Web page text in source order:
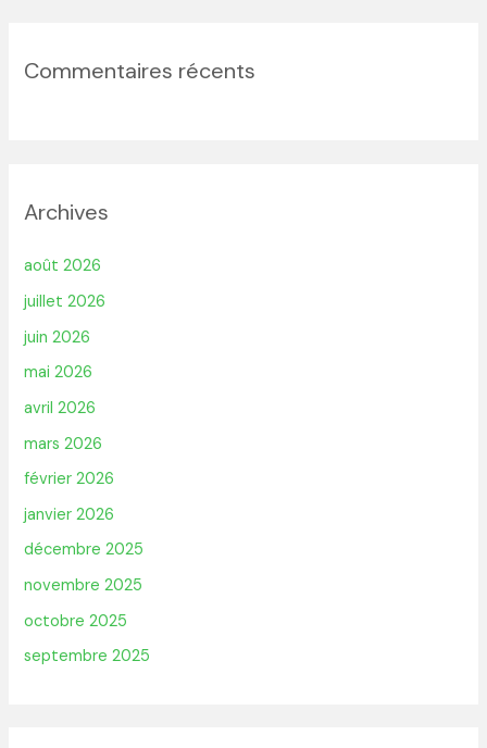
Commentaires récents
Archives
août 2026
juillet 2026
juin 2026
mai 2026
avril 2026
mars 2026
février 2026
janvier 2026
décembre 2025
novembre 2025
octobre 2025
septembre 2025